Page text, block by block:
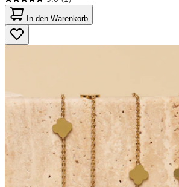
5.0
von
5
Sternen.
2
In den Warenkorb